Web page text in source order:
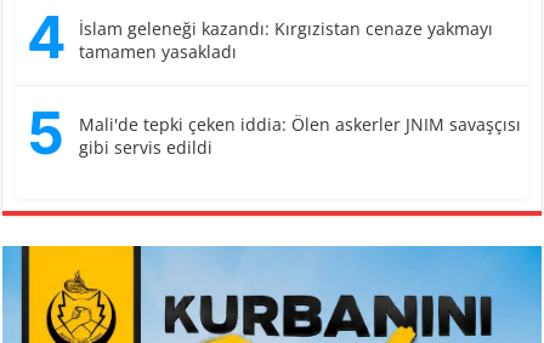
4
İslam geleneği kazandı: Kırgızistan cenaze yakmayı
tamamen yasakladı
5
Mali'de tepki çeken iddia: Ölen askerler JNIM savaşçısı
gibi servis edildi